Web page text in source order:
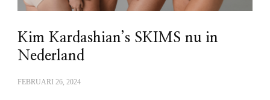
Kim Kardashian’s SKIMS nu in
Nederland
FEBRUARI 26, 2024